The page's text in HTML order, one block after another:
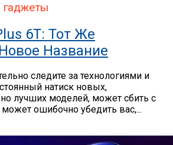
6T: Тот Же
Название
следите за технологиями и
натиск новых,
лучших моделей, может сбить с
ошибочно убедить вас,...